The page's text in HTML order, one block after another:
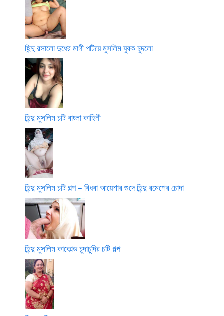
হিন্দু রসালো দুধের মাগী পটিয়ে মুসলিম যুবক চুদলো
হিন্দু মুসলিম চটি বাংলা কাহিনী
হিন্দু মুসলিম চটি গল্প – বিধবা আয়েশার গুদে হিন্দু রমেশের চোদা
হিন্দু মুসলিম কাকোল্ড চুদাচুদির চটি গল্প